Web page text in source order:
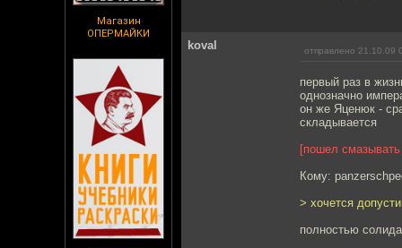
Магазин
ОПЕРМАЙКИ
koval отправлено 21.10.09
первый раз в
однозначно
он же Яценюк -
складывается
[пошел
Кому:
> хочется
полностью